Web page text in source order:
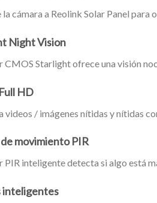
cámara a Reolink Solar Panel para
Night Vision
CMOS Starlight ofrece una visión
HD
videos / imágenes nítidas y nítidas
movimiento PIR
PIR inteligente detecta si algo está
inteligentes